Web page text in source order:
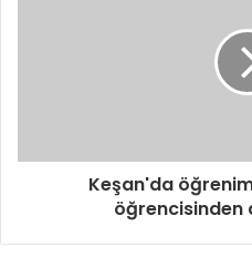
Keşan'da
öğrencisinden